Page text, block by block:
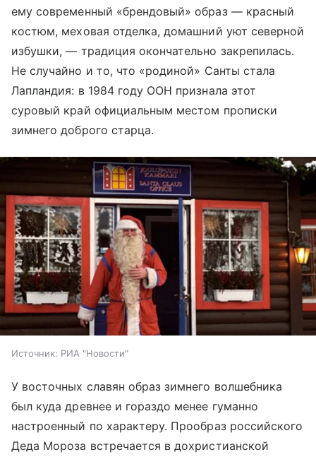
ему современный «брендовый» образ — красный
костюм, меховая отделка, домашний уют северной
избушки, — традиция окончательно закрепилась.
Не случайно и то, что «родиной» Санты стала
Лапландия: в 1984 году ООН признала этот
суровый край официальным местом прописки
зимнего доброго старца.
Источник: РИА "Новости"
У восточных славян образ зимнего волшебника
был куда древнее и гораздо менее гуманно
настроенный по характеру. Прообраз российского
Деда Мороза встречается в дохристианской